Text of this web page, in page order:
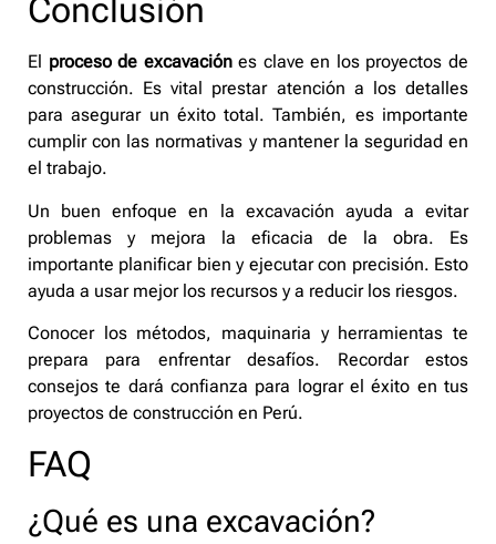
Conclusión
El proceso de excavaciónes clave en los proyectos de
construcción. Es vital prestar atención a los detalles
para asegurar un éxito total. También, es importante
cumplir con las normativas y mantener la seguridad en
el trabajo.
Un buen enfoque en la excavación ayuda a evitar
problemas y mejora la eficacia de la obra. Es
importante planificar bien y ejecutar con precisión. Esto
ayuda a usar mejor los recursos y a reducir los riesgos.
Conocer los métodos, maquinaria y herramientas te
prepara para enfrentar desafíos. Recordar estos
consejos te dará confianza para lograr el éxito en tus
proyectos de construcción en Perú.
FAQ
¿Qué es una excavación?